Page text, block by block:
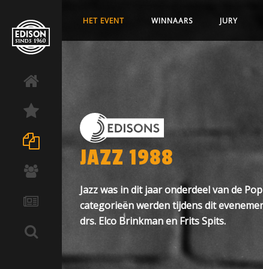
HET EVENT WINNAARS JURY
JAZZ 1988
Jazz was in dit jaar onderdeel van de
categorieën werden tijdens dit
drs. Elco Brinkman en Frits Spits.